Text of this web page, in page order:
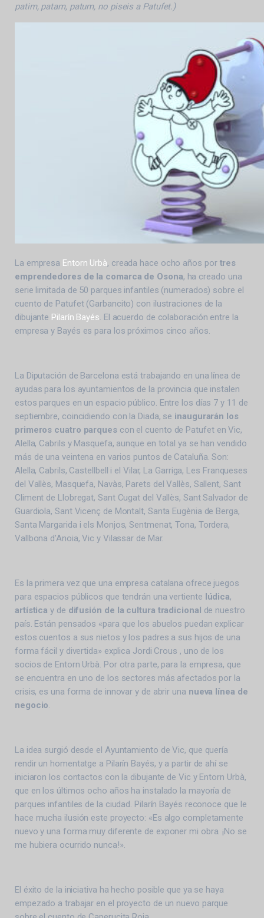
patim, patam, patum, no piseis a Patufet.)
La empresa Entorn Urbà, creada hace ocho años por tres
emprendedores de la comarca de Osona, ha creado una
serie limitada de 50 parques infantiles (numerados) sobre el
cuento de Patufet (Garbancito) con ilustraciones de la
dibujante Pilarín Bayés . El acuerdo de colaboración entre la
empresa y Bayés es para los próximos cinco años.
La Diputación de Barcelona está trabajando en una línea de
ayudas para los ayuntamientos de la provincia que instalen
estos parques en un espacio público. Entre los días 7 y 11 de
septiembre, coincidiendo con la Diada, se inaugurarán los
primeros cuatro parquescon el cuento de Patufet en Vic,
Alella, Cabrils y Masquefa, aunque en total ya se han vendido
más de una veintena en varios puntos de Cataluña. Son:
Alella, Cabrils, Castellbell i el Vilar, La Garriga, Les Franqueses
del Vallès, Masquefa, Navàs, Parets del Vallès, Sallent, Sant
Climent de Llobregat, Sant Cugat del Vallès, Sant Salvador de
Guardiola, Sant Vicenç de Montalt, Santa Eugènia de Berga,
Santa Margarida i els Monjos, Sentmenat, Tona, Tordera,
Vallbona d’Anoia, Vic y Vilassar de Mar.
Es la primera vez que una empresa catalana ofrece juegos
para espacios públicos que tendrán una vertiente lúdica,
artística y de difusión de la cultura tradicional de nuestro
país. Están pensados «para que los abuelos puedan explicar
estos cuentos a sus nietos y los padres a sus hijos de una
forma fácil y divertida» explica Jordi Crous , uno de los
socios de Entorn Urbà. Por otra parte, para la empresa, que
se encuentra en uno de los sectores más afectados por la
crisis, es una forma de innovar y de abrir una nueva línea de
negocio
La idea surgió desde el Ayuntamiento de Vic, que quería
rendir un homentatge a Pilarín Bayés, y a partir de ahí se
iniciaron los contactos con la dibujante de Vic y Entorn Urbà,
que en los últimos ocho años ha instalado la mayoría de
parques infantiles de la ciudad. Pilarín Bayés reconoce que le
hace mucha ilusión este proyecto: «Es algo completamente
nuevo y una forma muy diferente de exponer mi obra. ¡No se
me hubiera ocurrido nunca!».
El éxito de la iniciativa ha hecho posible que ya se haya
empezado a trabajar en el proyecto de un nuevo parque